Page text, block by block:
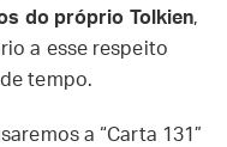
do próprio Tolkien,
a esse respeito
tempo.
a “Carta 131”